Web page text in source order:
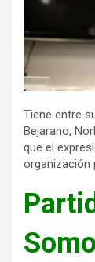
Tiene entre
Bejarano,
que el
organización